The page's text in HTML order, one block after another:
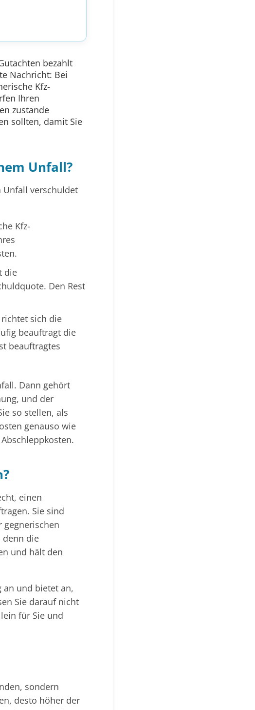
bezahlt
Nachricht: Bei
Kfz-
Ihren
zustande
sollten, damit Sie
Unfall?
Unfall verschuldet
Kfz-
die
Den Rest
sich die
beauftragt die
beauftragtes
Dann gehört
und der
so stellen, als
genauso wie
einen
Sie sind
denn die
und hält den
an und bietet an,
Sie darauf nicht
für Sie und
sondern
desto höher der